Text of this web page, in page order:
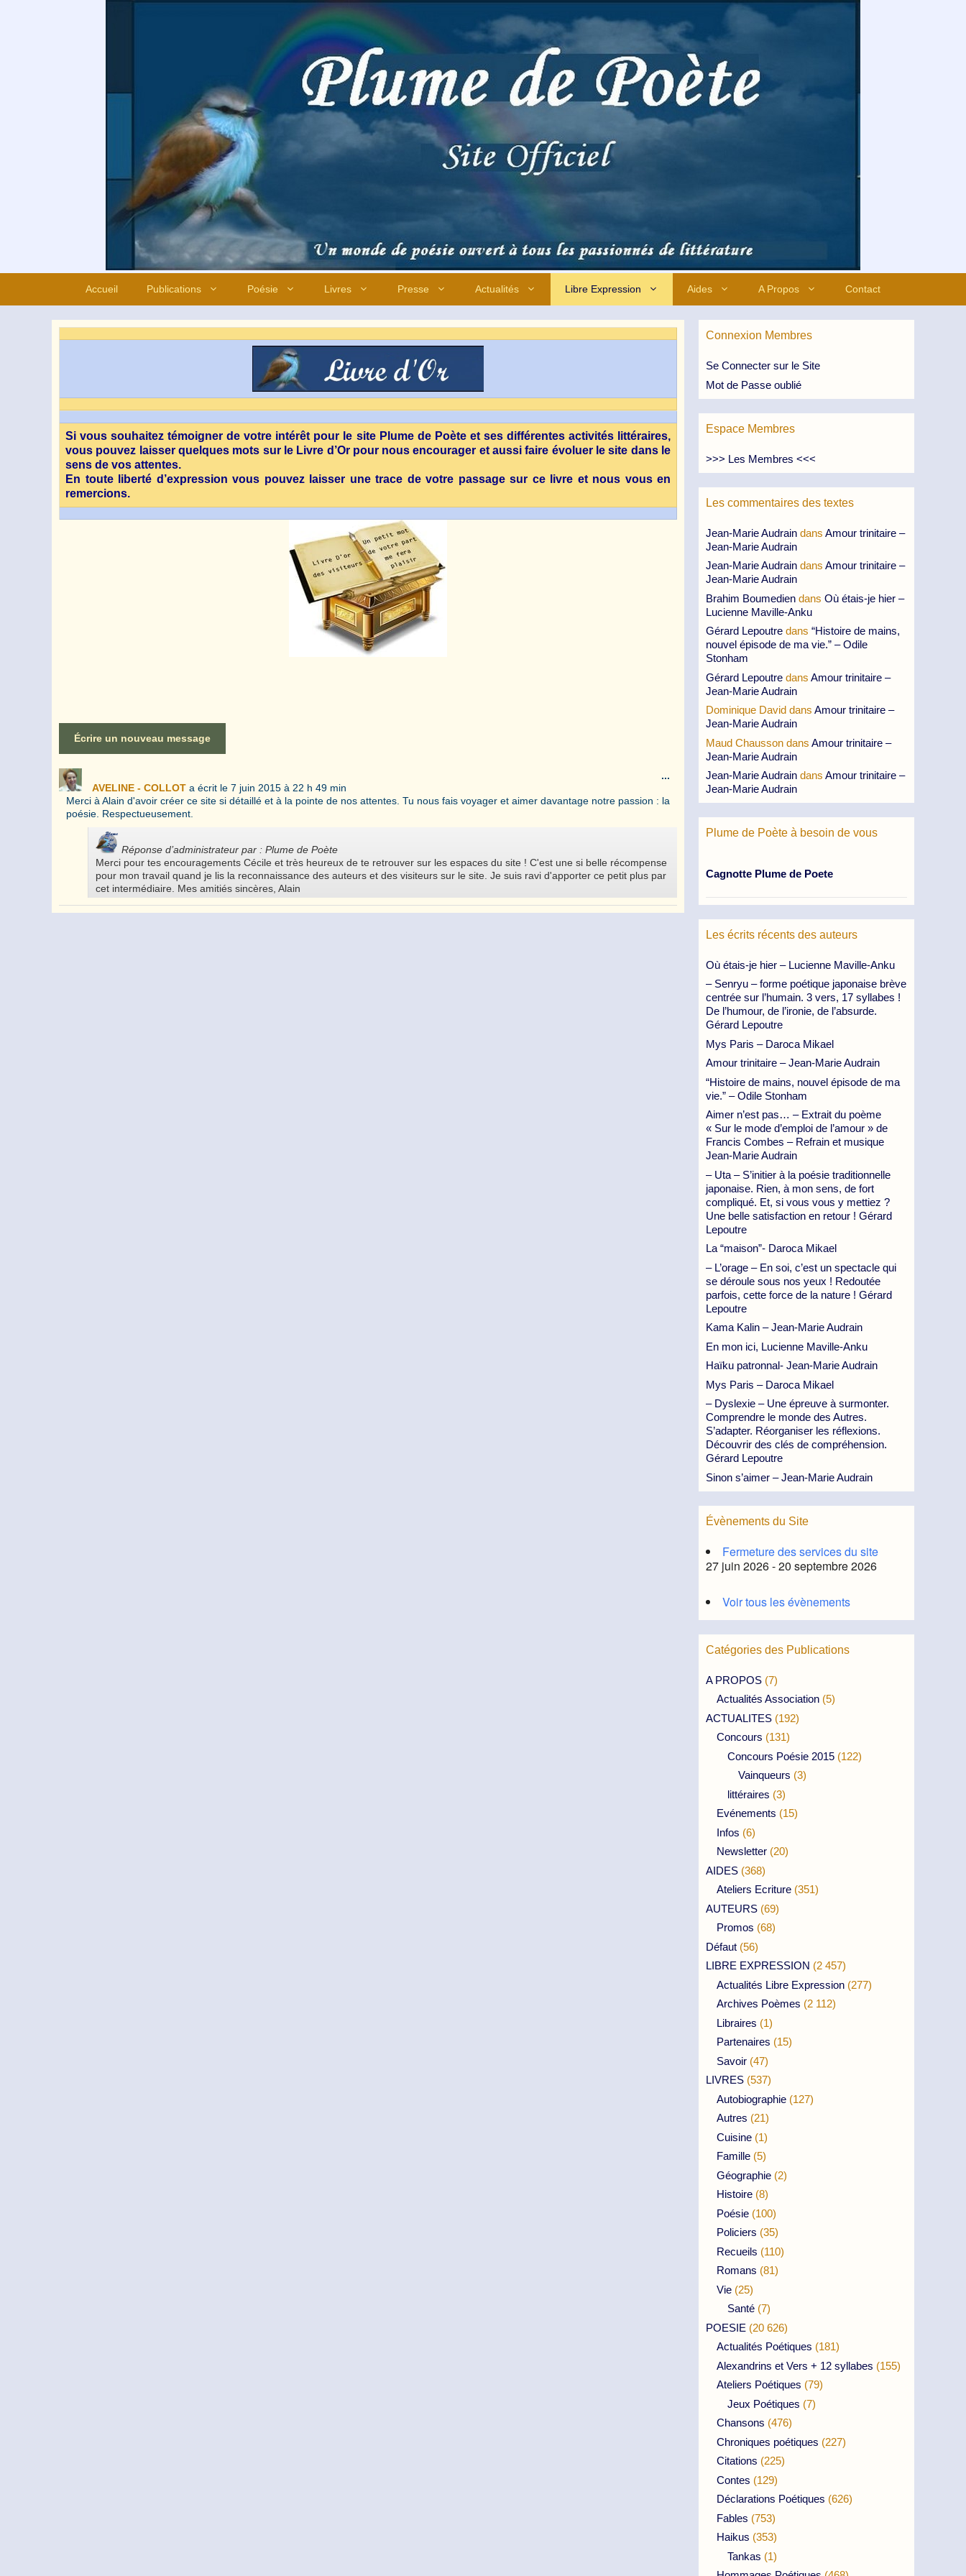
Accueil Publications Poésie Livres Presse Actualités Libre Expression Aides A Propos Contact
Si vous souhaitez témoigner de votre intérêt pour le site Plume de Poète et ses différentes activités littéraires,
vous pouvez laisser quelques mots sur le Livre d’Or pour nous encourager et aussi faire évoluer le site dans le
sens de vos attentes.
En toute liberté d’expression vous pouvez laisser une trace de votre passage sur ce livre et nous vous en
remercions.
AVELINE - COLLOT a écrit le 7 juin 2015 à 22 h 49 min
Merci à Alain d'avoir créer ce site si détaillé et à la pointe de nos attentes. Tu nous fais voyager et aimer davantage notre passion : la
poésie. Respectueusement.
Réponse d’administrateur par : Plume de Poète
Merci pour tes encouragements Cécile et très heureux de te retrouver sur les espaces du site ! C'est une si belle récompense
pour mon travail quand je lis la reconnaissance des auteurs et des visiteurs sur le site. Je suis ravi d'apporter ce petit plus par
cet intermédiaire. Mes amitiés sincères, Alain
... Ouvrir/Fermer
boîte
Connexion Membres
Se Connecter sur le Site
Mot de Passe oublié
Espace Membres
>>> Les Membres <<<
Les commentaires des textes
Jean-Marie Audrain dans Amour trinitaire –
Jean-Marie Audrain
Jean-Marie Audrain dans Amour trinitaire –
Jean-Marie Audrain
Brahim Boumedien dans Où étais-je hier –
Lucienne Maville-Anku
Gérard Lepoutre dans “Histoire de mains,
nouvel épisode de ma vie.” – Odile
Stonham
Gérard Lepoutre dans Amour trinitaire –
Jean-Marie Audrain
Dominique David dans Amour trinitaire –
Jean-Marie Audrain
Maud Chausson dans Amour trinitaire –
Jean-Marie Audrain
Jean-Marie Audrain dans Amour trinitaire –
Jean-Marie Audrain
Plume de Poète à besoin de vous
Cagnotte Plume de Poete
Les écrits récents des auteurs
Où étais-je hier – Lucienne Maville-Anku
– Senryu – forme poétique japonaise brève
centrée sur l’humain. 3 vers, 17 syllabes !
De l’humour, de l’ironie, de l’absurde.
Gérard Lepoutre
Mys Paris – Daroca Mikael
Amour trinitaire – Jean-Marie Audrain
“Histoire de mains, nouvel épisode de ma
vie.” – Odile Stonham
Aimer n’est pas… – Extrait du poème
« Sur le mode d’emploi de l’amour » de
Francis Combes – Refrain et musique
Jean-Marie Audrain
– Uta – S’initier à la poésie traditionnelle
japonaise. Rien, à mon sens, de fort
compliqué. Et, si vous vous y mettiez ?
Une belle satisfaction en retour ! Gérard
Lepoutre
La “maison”- Daroca Mikael
– L’orage – En soi, c’est un spectacle qui
se déroule sous nos yeux ! Redoutée
parfois, cette force de la nature ! Gérard
Lepoutre
Kama Kalin – Jean-Marie Audrain
En mon ici, Lucienne Maville-Anku
Haïku patronnal- Jean-Marie Audrain
Mys Paris – Daroca Mikael
– Dyslexie – Une épreuve à surmonter.
Comprendre le monde des Autres.
S’adapter. Réorganiser les réflexions.
Découvrir des clés de compréhension.
Gérard Lepoutre
Sinon s’aimer – Jean-Marie Audrain
Évènements du Site
Fermeture des services du site
27 juin 2026 - 20 septembre 2026
Voir tous les évènements
Catégories des Publications
A PROPOS (7)
Actualités Association (5)
ACTUALITES (192)
Concours (131)
Concours Poésie 2015 (122)
Vainqueurs (3)
littéraires (3)
Evénements (15)
Infos (6)
Newsletter (20)
AIDES (368)
Ateliers Ecriture (351)
AUTEURS (69)
Promos (68)
Défaut (56)
LIBRE EXPRESSION (2 457)
Actualités Libre Expression (277)
Archives Poèmes (2 112)
Libraires (1)
Partenaires (15)
Savoir (47)
LIVRES (537)
Autobiographie (127)
Autres (21)
Cuisine (1)
Famille (5)
Géographie (2)
Histoire (8)
Poésie (100)
Policiers (35)
Recueils (110)
Romans (81)
Vie (25)
Santé (7)
POESIE (20 626)
Actualités Poétiques (181)
Alexandrins et Vers + 12 syllabes (155)
Ateliers Poétiques (79)
Jeux Poétiques (7)
Chansons (476)
Chroniques poétiques (227)
Citations (225)
Contes (129)
Déclarations Poétiques (626)
Fables (753)
Haikus (353)
Tankas (1)